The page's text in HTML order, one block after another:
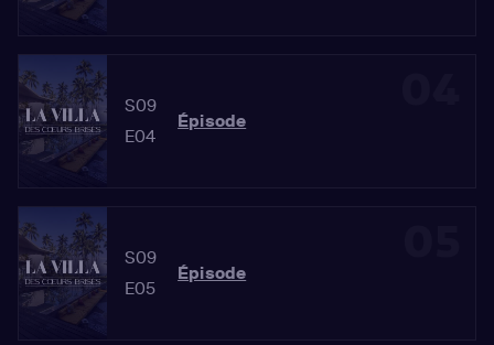
S09
E04
Épisode
S09
E05
Épisode